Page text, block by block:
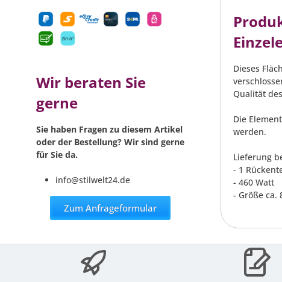
Wir beraten Sie
gerne
Sie haben Fragen zu diesem Artikel
oder der Bestellung? Wir sind gerne
für Sie da.
info@stilwelt24.de
Zum Anfrageformular
Dieses
Qualität
Die
werden.
Lieferung
- 1
- 460 Watt
- Größe ca.